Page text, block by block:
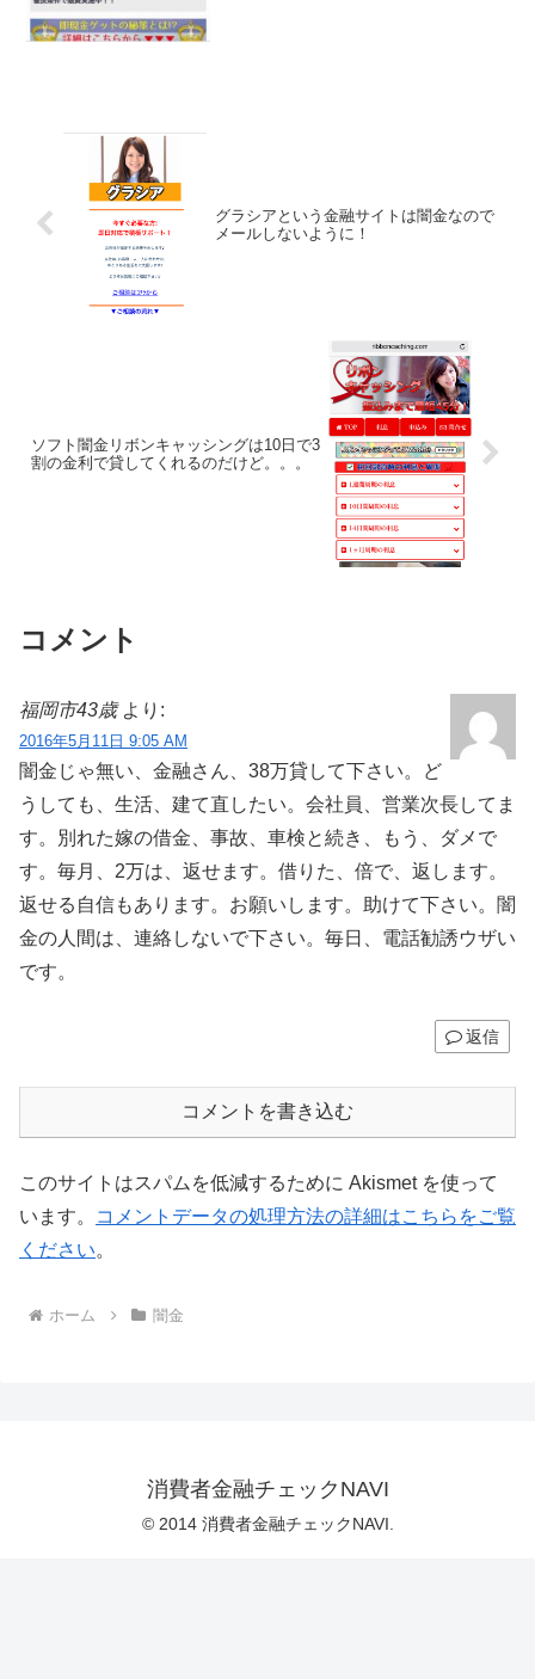
グラシアという金融サイトは闇金なので
メールしないように！
ソフト闇金リボンキャッシングは10日で3
割の金利で貸してくれるのだけど。。。
コメント
福岡市43歳 より:
2016年5月11日 9:05 AM
闇金じゃ無い、金融さん、38万貸して下さい。ど
うしても、生活、建て直したい。会社員、営業次長してま
す。別れた嫁の借金、事故、車検と続き、もう、ダメで
す。毎月、2万は、返せます。借りた、倍で、返します。
返せる自信もあります。お願いします。助けて下さい。闇
金の人間は、連絡しないで下さい。毎日、電話勧誘ウザい
です。
返信
コメントを書き込む
このサイトはスパムを低減するために Akismet を使って
います。
コメントデータの処理方法の詳細はこちらをご覧
ください。
ホーム 闇金
消費者金融チェックNAVI
© 2014 消費者金融チェックNAVI.